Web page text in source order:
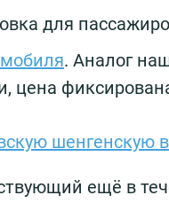
для
. Аналог
цена
шенгенскую
ещё в